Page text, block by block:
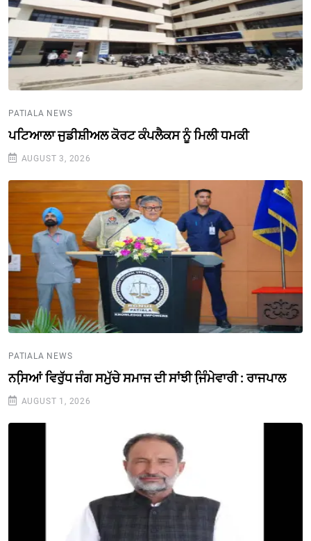
PATIALA NEWS
ਪਟਿਆਲਾ ਜੁਡੀਸ਼ੀਅਲ ਕੋਰਟ ਕੰਪਲੈਕਸ ਨੂੰ ਮਿਲੀ ਧਮਕੀ
AUGUST 3, 2026
PATIALA NEWS
ਨਸਿ਼ਆਂ ਵਿਰੁੱਧ ਜੰਗ ਸਮੁੱਚੇ ਸਮਾਜ ਦੀ ਸਾਂਝੀ ਜਿ਼ੰਮੇਵਾਰੀ : ਰਾਜਪਾਲ
AUGUST 1, 2026